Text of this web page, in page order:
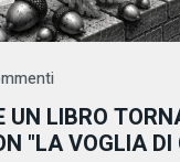
UN LIBRO
"LA VOGLIA DI